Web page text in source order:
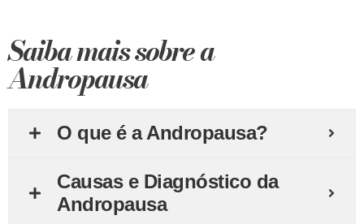
Saiba mais sobre a
Andropausa
O que é a Andropausa?
Causas e Diagnóstico da
Andropausa